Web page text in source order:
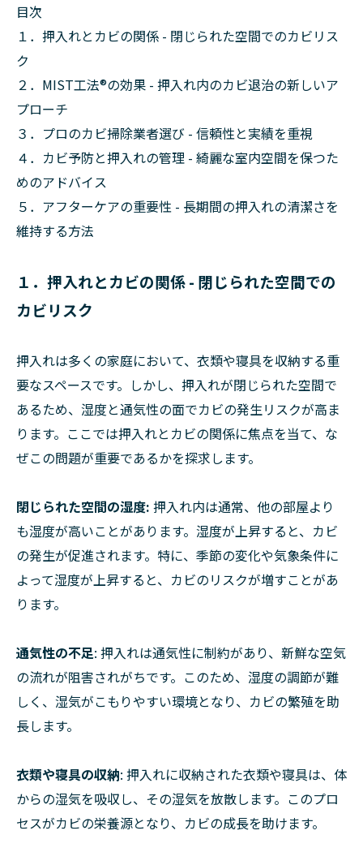
目次
１．押入れとカビの関係 - 閉じられた空間でのカビリス
ク
２．MIST工法®の効果 - 押入れ内のカビ退治の新しいア
プローチ
３．プロのカビ掃除業者選び - 信頼性と実績を重視
４．カビ予防と押入れの管理 - 綺麗な室内空間を保つた
めのアドバイス
５．アフターケアの重要性 - 長期間の押入れの清潔さを
維持する方法
１．押入れとカビの関係 - 閉じられた空間での
カビリスク
押入れは多くの家庭において、衣類や寝具を収納する重
要なスペースです。しかし、押入れが閉じられた空間で
あるため、湿度と通気性の面でカビの発生リスクが高ま
ります。ここでは押入れとカビの関係に焦点を当て、な
ぜこの問題が重要であるかを探求します。
閉じられた空間の湿度: 押入れ内は通常、他の部屋より
も湿度が高いことがあります。湿度が上昇すると、カビ
の発生が促進されます。特に、季節の変化や気象条件に
よって湿度が上昇すると、カビのリスクが増すことがあ
ります。
通気性の不足: 押入れは通気性に制約があり、新鮮な空気
の流れが阻害されがちです。このため、湿度の調節が難
しく、湿気がこもりやすい環境となり、カビの繁殖を助
長します。
衣類や寝具の収納: 押入れに収納された衣類や寝具は、体
からの湿気を吸収し、その湿気を放散します。このプロ
セスがカビの栄養源となり、カビの成長を助けます。